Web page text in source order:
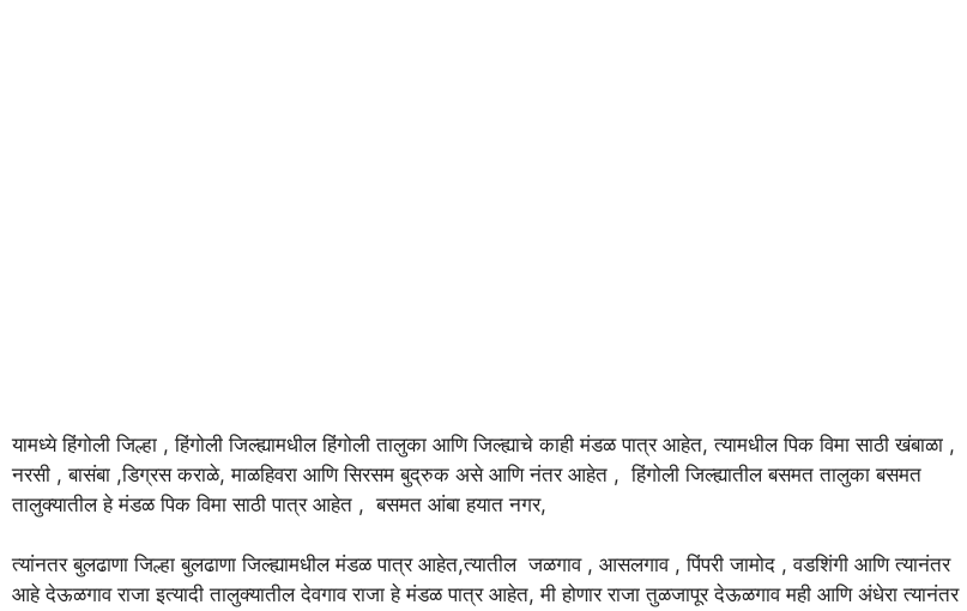
यामध्ये हिंगोली जिल्हा , हिंगोली जिल्ह्यामधील हिंगोली तालुका आणि जिल्ह्याचे काही मंडळ पात्र आहेत, त्यामधील पिक विमा साठी खंबाळा ,
नरसी , बासंबा ,डिग्रस कराळे, माळहिवरा आणि सिरसम बुद्रुक असे आणि नंतर आहेत , हिंगोली जिल्ह्यातील बसमत तालुका बसमत
तालुक्यातील हे मंडळ पिक विमा साठी पात्र आहेत , बसमत आंबा हयात नगर,
त्यांनतर बुलढाणा जिल्हा बुलढाणा जिल्ह्यामधील मंडळ पात्र आहेत,त्यातील जळगाव , आसलगाव , पिंपरी जामोद , वडशिंगी आणि त्यानंतर
आहे देऊळगाव राजा इत्यादी तालुक्यातील देवगाव राजा हे मंडळ पात्र आहेत, मी होणार राजा तुळजापूर देऊळगाव मही आणि अंधेरा त्यानंतर